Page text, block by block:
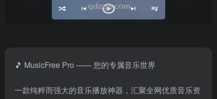
🎵 MusicFree Pro —— 您的专属音乐世界
一款纯粹而强大的音乐播放神器，汇聚全网优质音乐资